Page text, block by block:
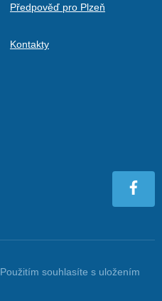
Předpověď pro Plzeň
Kontakty
Použitím souhlasíte s uložením